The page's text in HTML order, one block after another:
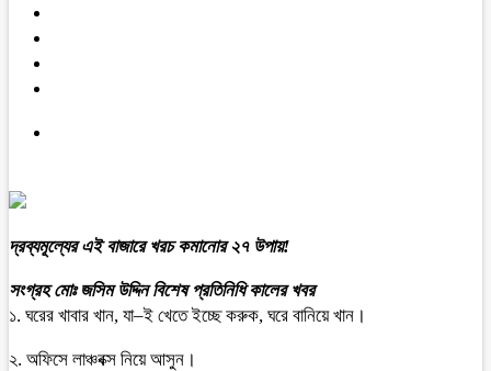
দ্রব্যমূল্যের এই বাজারে খরচ কমানোর ২৭ উপায়!
সংগ্রহ মোঃ জসিম উদ্দিন বিশেষ প্রতিনিধি কালের খবর
১. ঘরের খাবার খান, যা–ই খেতে ইচ্ছে করুক, ঘরে বানিয়ে খান।
২. অফিসে লাঞ্চবক্স নিয়ে আসুন।